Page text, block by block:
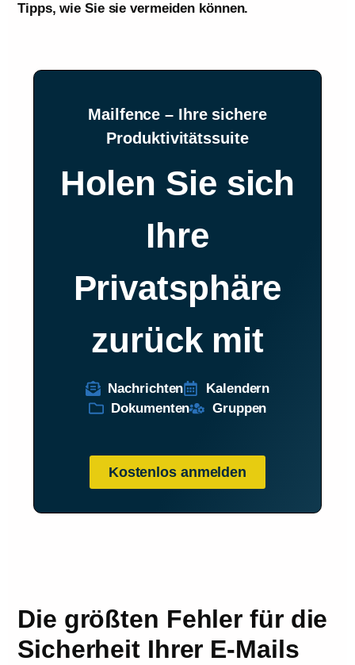
Tipps, wie Sie sie vermeiden können.
Mailfence – Ihre sichere
Produktivitätssuite
Holen Sie sich
Ihre
Privatsphäre
zurück mit
Nachrichten
Kalendern
Dokumenten
Gruppen
Kostenlos anmelden
Die größten Fehler für die
Sicherheit Ihrer E-Mails